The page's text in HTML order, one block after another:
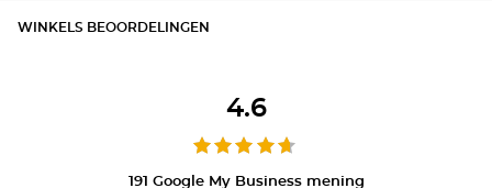
WINKELS BEOORDELINGEN
4.6
191 Google My Business mening